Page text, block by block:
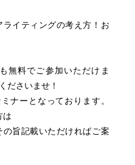
イティングの考え方！お
無料でご参加いただけま
ださいませ！
ナーとなっております。
は
旨記載いただければご案